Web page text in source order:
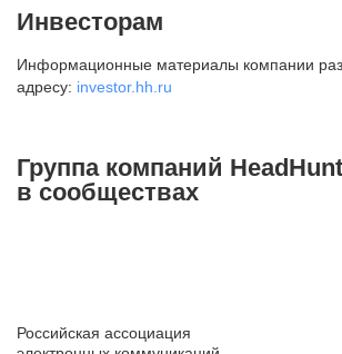
внутригородская территория
Муниципальный округ Тверской,
2-я Брестская ул., д. 48,
+7 495 980-64-27
ул. Жуковского, д. 19, особняк
Инвесторам
Информационные материалы компании
адресу: investor.hh.ru
Группа компаний
в сообществах
Российская ассоциация